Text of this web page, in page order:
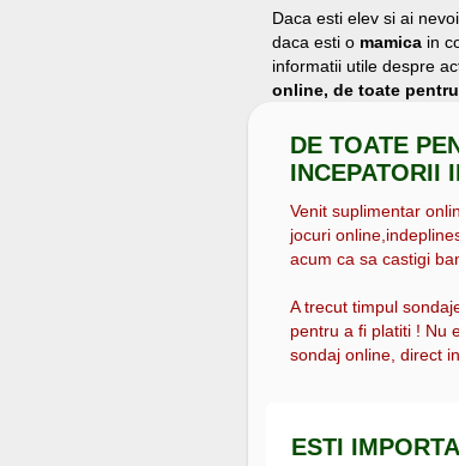
Daca esti elev si ai
daca esti o mamica in
informatii utile despre
online, de toate
DE TOATE
INCEPATORII
Venit suplimentar
jocuri
acum ca sa castigi
A trecut timpul
pentru a fi platiti ! Nu
sondaj online, direct
ESTI